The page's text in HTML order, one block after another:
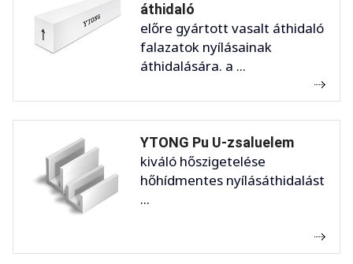
áthidaló
előre gyártott vasalt áthidaló
falazatok nyílásainak
áthidalására. a ...
YTONG Pu U-zsaluelem
kiváló hőszigetelése
hőhídmentes nyílásáthidalást
...